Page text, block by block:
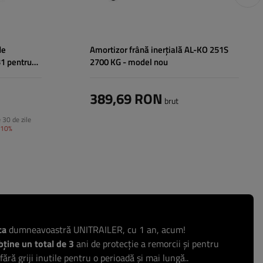
pentru
30 de zile
Amortizor frână inerțială AL-KO 251S
2700 KG - model nou
389,69 RON brut
dumneavoastră UNITRAILER, cu 1 an, acum!
un total de 3 ani de protecție a remorcii și pentru
griji inutile pentru o perioadă și mai lungă..